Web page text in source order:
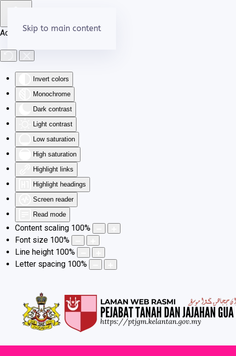
Accessibility Tools
Invert colors
Monochrome
Dark contrast
Light contrast
Low saturation
High saturation
Highlight links
Highlight headings
Screen reader
Read mode
Content scaling 100%
Font size 100%
Line height 100%
Letter spacing 100%
Skip to main content